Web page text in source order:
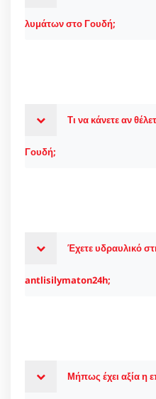
λυμάτων στο Γουδή;
Τι να κάνετε αν
Γουδή;
Έχετε υδραυλικό
antlisilymaton24h;
Μήπως έχει αξία η